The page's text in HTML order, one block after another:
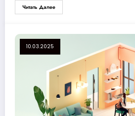
Читать Далее
10.03.2025